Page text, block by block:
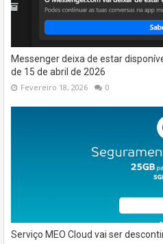
Messenger deixa de estar
de 15 de abril de 2026
Fevereiro 18, 2026 0
Serviço MEO Cloud vai ser